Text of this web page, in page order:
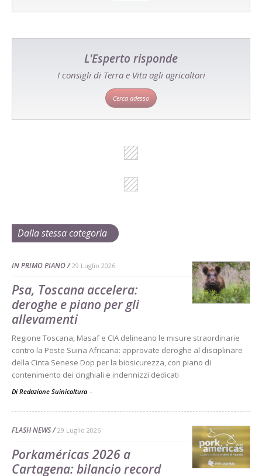
L'Esperto risponde
I consigli di Terra e Vita agli agricoltori
Cerca adesso
Dalla stessa categoria
IN PRIMO PIANO 29 Luglio 2026
Psa, Toscana accelera:
deroghe e piano per gli
allevamenti
Regione Toscana, Masaf e CIA delineano le misure straordinarie
contro la Peste Suina Africana: approvate deroghe al disciplinare
della Cinta Senese Dop per la biosicurezza, con piano di
contenimento dei cinghiali e indennizzi dedicati
Di Redazione Suinicoltura -
FLASH NEWS 29 Luglio 2026
Porkaméricas 2026 a
Cartagena: bilancio record